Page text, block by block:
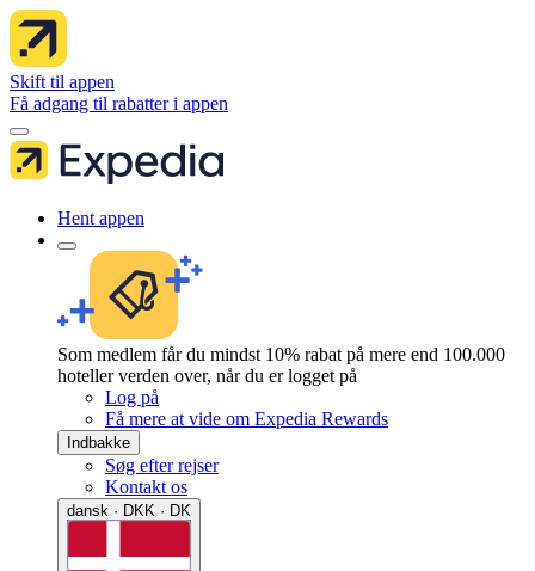
Skift til appen
Få adgang til rabatter i appen
Hent appen
Som medlem får du mindst 10% rabat på mere end 100.000
hoteller verden over, når du er logget på
Log på
Få mere at vide om Expedia Rewards
Indbakke
Søg efter rejser
Kontakt os
dansk · DKK · DK